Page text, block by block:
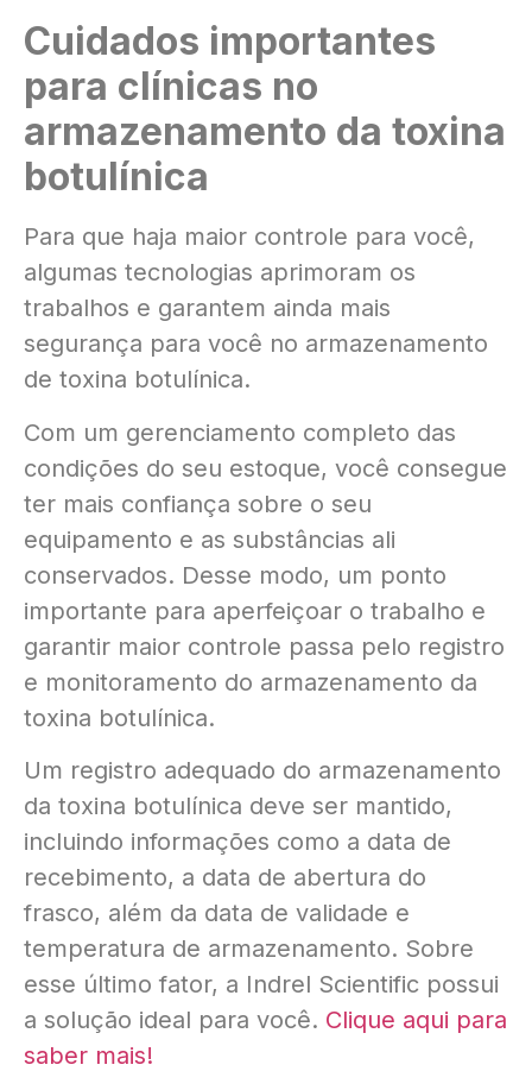
Cuidados importantes
para clínicas no
armazenamento da toxina
botulínica
Para que haja maior controle para você,
algumas tecnologias aprimoram os
trabalhos e garantem ainda mais
segurança para você no armazenamento
de toxina botulínica.
Com um gerenciamento completo das
condições do seu estoque, você consegue
ter mais confiança sobre o seu
equipamento e as substâncias ali
conservados. Desse modo, um ponto
importante para aperfeiçoar o trabalho e
garantir maior controle passa pelo registro
e monitoramento do armazenamento da
toxina botulínica.
Um registro adequado do armazenamento
da toxina botulínica deve ser mantido,
incluindo informações como a data de
recebimento, a data de abertura do
frasco, além da data de validade e
temperatura de armazenamento. Sobre
esse último fator, a Indrel Scientific possui
a solução ideal para você. Clique aqui para
saber mais!